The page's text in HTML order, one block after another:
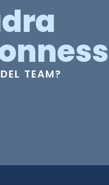
TEAM?